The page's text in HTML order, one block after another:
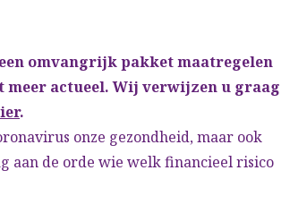
omvangrijk pakket maatregelen
actueel. Wij verwijzen u graag
.
onze gezondheid, maar ook
aan de orde wie welk financieel risico